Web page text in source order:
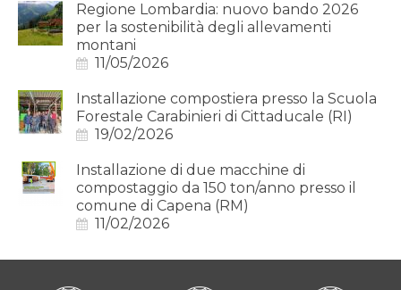
Regione Lombardia: nuovo bando 2026
per la sostenibilità degli allevamenti
montani
11/05/2026
Installazione compostiera presso la Scuola
Forestale Carabinieri di Cittaducale (RI)
19/02/2026
Installazione di due macchine di
compostaggio da 150 ton/anno presso il
comune di Capena (RM)
11/02/2026